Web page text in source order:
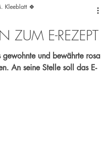
ZUM E-REZEPT
und bewährte rosa
An seine Stelle soll das E-
Kleeblatt 🍀